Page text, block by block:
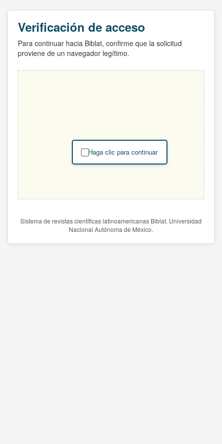
Verificación de acceso
Para continuar hacia Biblat, confirme que la solicitud
proviene de un navegador legítimo.
Haga clic para continuar
Sistema de revistas científicas latinoamericanas Biblat. Universidad
Nacional Autónoma de México.